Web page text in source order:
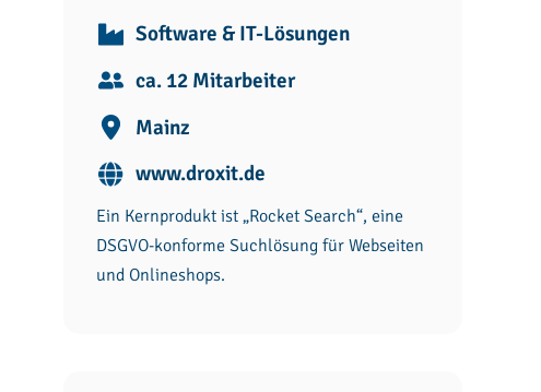
Software & IT-Lösungen
ca. 12 Mitarbeiter
Mainz
www.droxit.de
Ein Kernprodukt ist „Rocket Search“, eine
DSGVO-konforme Suchlösung für Webseiten
und Onlineshops.